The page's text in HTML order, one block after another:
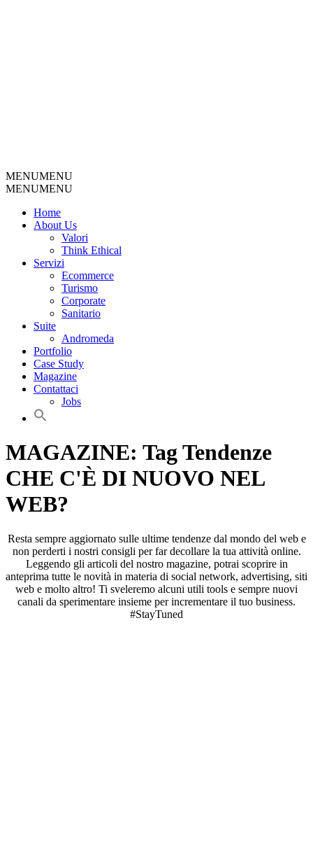
MENUMENU
MENUMENU
Home
About Us
Valori
Think Ethical
Servizi
Ecommerce
Turismo
Corporate
Sanitario
Suite
Andromeda
Portfolio
Case Study
Magazine
Contattaci
Jobs
MAGAZINE: Tag Tendenze
CHE C'È DI NUOVO NEL
WEB?
Resta sempre aggiornato sulle ultime tendenze dal mondo del web e
non perderti i nostri consigli per far decollare la tua attività online.
Leggendo gli articoli del nostro magazine, potrai scoprire in
anteprima tutte le novità in materia di social network, advertising, siti
web e molto altro! Ti sveleremo alcuni utili tools e sempre nuovi
canali da sperimentare insieme per incrementare il tuo business.
#StayTuned